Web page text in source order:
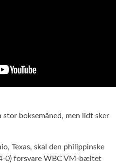
boksemåned, men lidt sker
Texas, skal den philippinske
0) forsvare WBC VM-bæltet